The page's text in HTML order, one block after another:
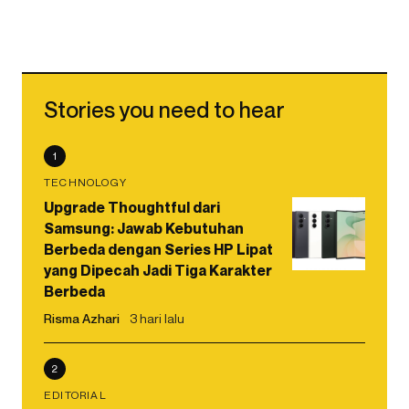
Stories you need to hear
1
TECHNOLOGY
Upgrade Thoughtful dari
Samsung: Jawab Kebutuhan
Berbeda dengan Series HP Lipat
yang Dipecah Jadi Tiga Karakter
Berbeda
Risma Azhari 3 hari lalu
2
EDITORIAL